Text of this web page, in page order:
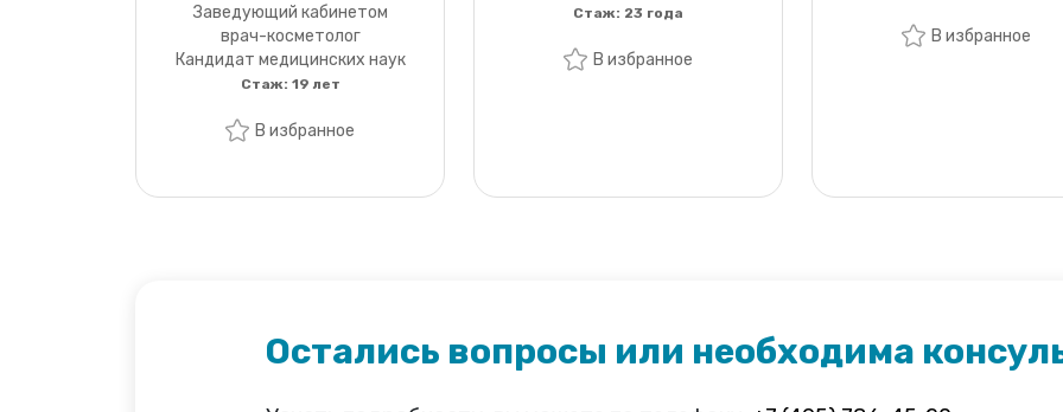
Заведующий кабинетом
врач-косметолог
Кандидат медицинских наук
Стаж: 19 лет
В избранное
Стаж: 23 года
В избранное
В избранное
Остались вопросы или необходима